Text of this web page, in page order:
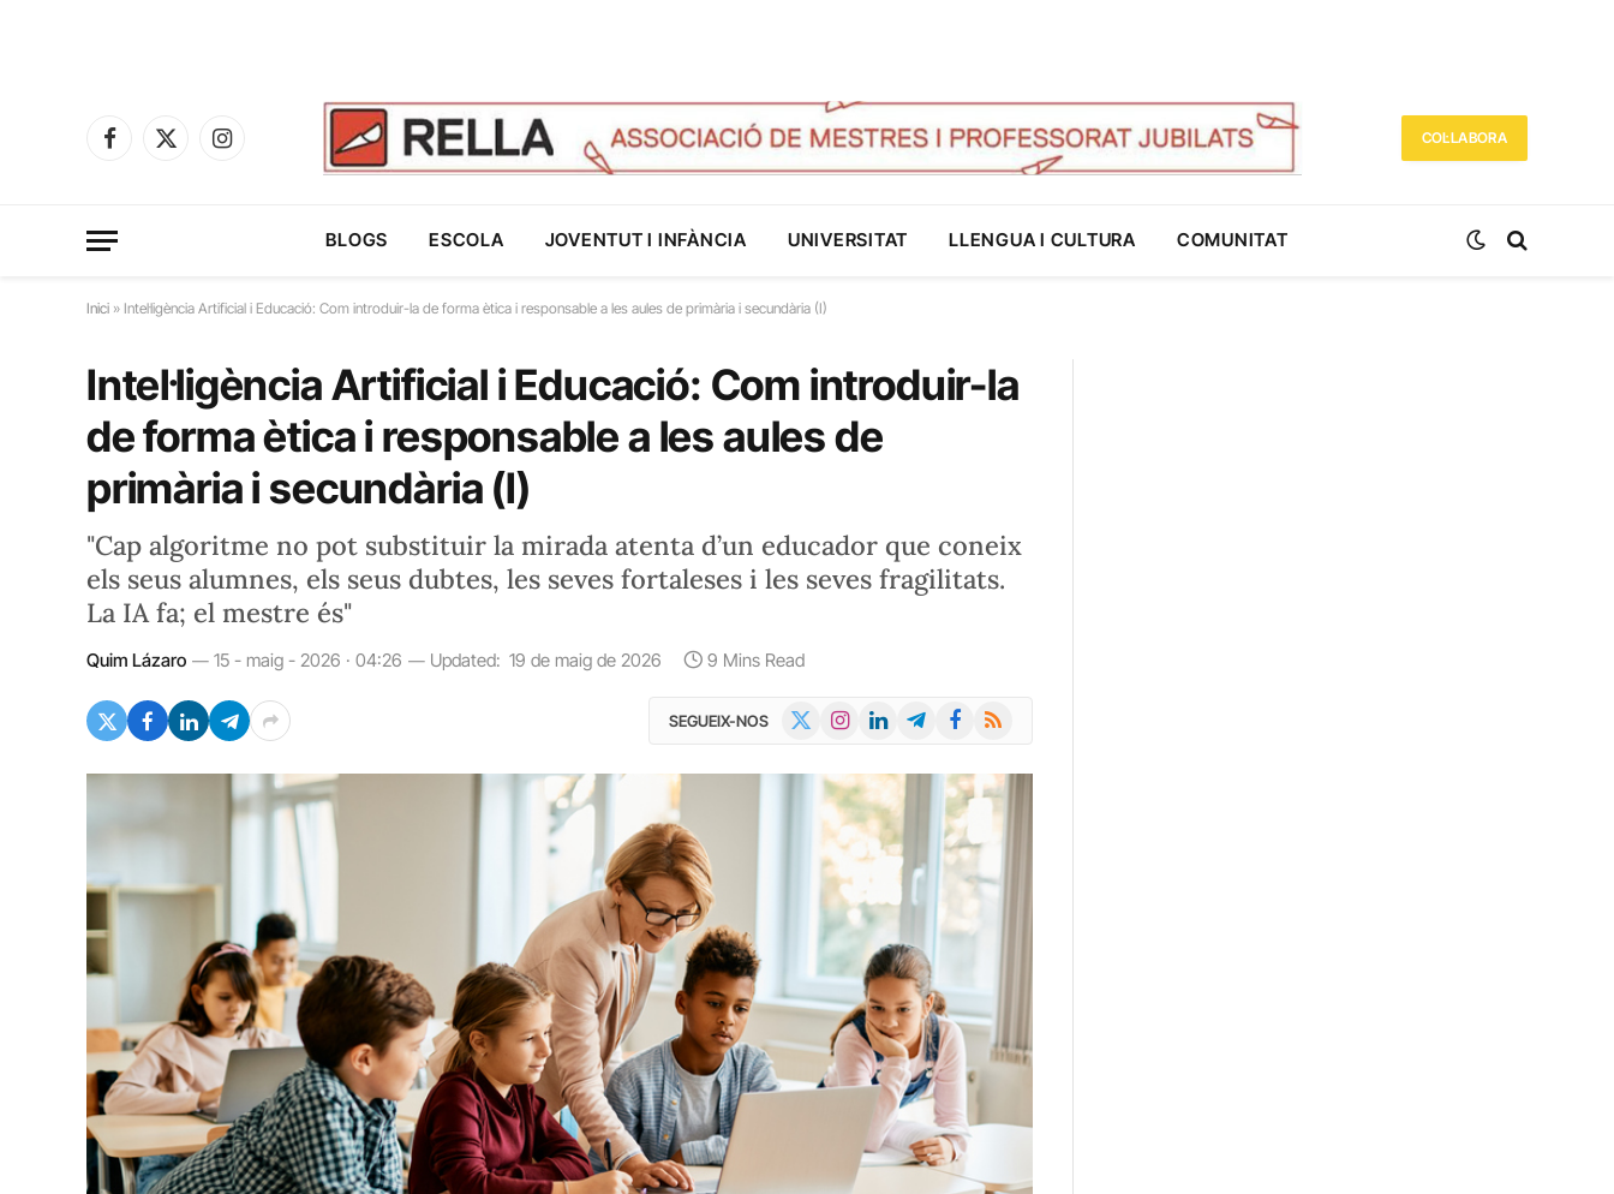
Facebook
X
Instagram
COL·LABORA
BLOGS ESCOLA JOVENTUT I INFÀNCIA UNIVERSITAT LLENGUA I CULTURA COMUNITAT
Inici » Intel·ligència Artificial i Educació: Com introduir-la de forma ètica i responsable a les aules de primària i secundària (I)
Intel·ligència Artificial i Educació: Com introduir-la
de forma ètica i responsable a les aules de
primària i secundària (I)
"Cap algoritme no pot substituir la mirada atenta d’un educador que coneix
els seus alumnes, els seus dubtes, les seves fortaleses i les seves fragilitats.
La IA fa; el mestre és"
Quim Lázaro 15 - maig - 2026 · 04:26 Updated: 19 de maig de 2026 9 Mins Read
SEGUEIX-NOS InstagramLinkedInTelegramFacebook
RSS